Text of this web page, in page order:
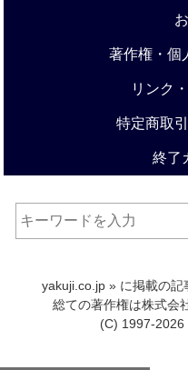
著作権・個
リンク
特定商取
終了
yakuji.co.jp » に掲載の記
総ての著作権は株式会
(C) 1997-2026